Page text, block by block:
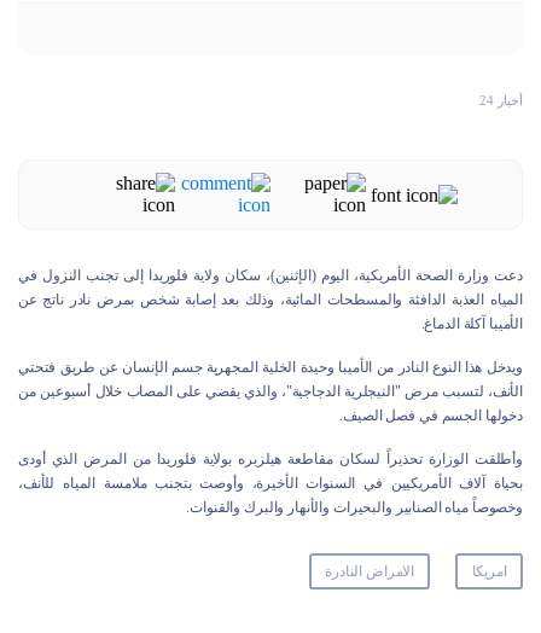
أخبار 24
دعت وزارة الصحة الأمريكية، اليوم (الإثنين)، سكان ولاية فلوريدا إلى تجنب النزول في
المياه العذبة الدافئة والمسطحات المائية، وذلك بعد إصابة شخص بمرض نادر ناتج عن
الأميبا آكلة الدماغ.
ويدخل هذا النوع النادر من الأميبا وحيدة الخلية المجهرية جسم الإنسان عن طريق فتحتي
الأنف، لتسبب مرض "النيجلرية الدجاجية"، والذي يقضي على المصاب خلال أسبوعين من
دخولها الجسم في فصل الصيف.
وأطلقت الوزارة تحذيراً لسكان مقاطعة هيلزبره بولاية فلوريدا من المرض الذي أودى
بحياة آلاف الأمريكيين في السنوات الأخيرة، وأوصت بتجنب ملامسة المياه للأنف،
وخصوصاً مياه الصنابير والبحيرات والأنهار والبرك والقنوات.
امريكا الامراض النادرة